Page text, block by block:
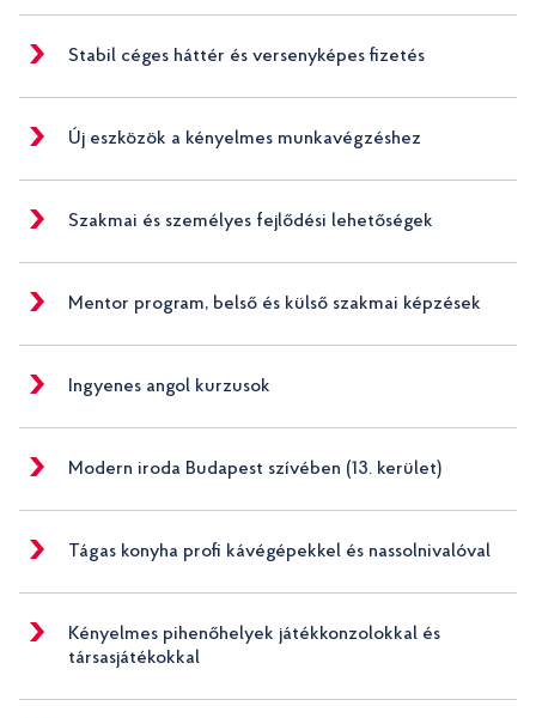
Stabil céges háttér és versenyképes fizetés
Új eszközök a kényelmes munkavégzéshez
Szakmai és személyes fejlődési lehetőségek
Mentor program, belső és külső szakmai képzések
Ingyenes angol kurzusok
Modern iroda Budapest szívében (13. kerület)
Tágas konyha profi kávégépekkel és nassolnivalóval
Kényelmes pihenőhelyek játékkonzolokkal és
társasjátékokkal